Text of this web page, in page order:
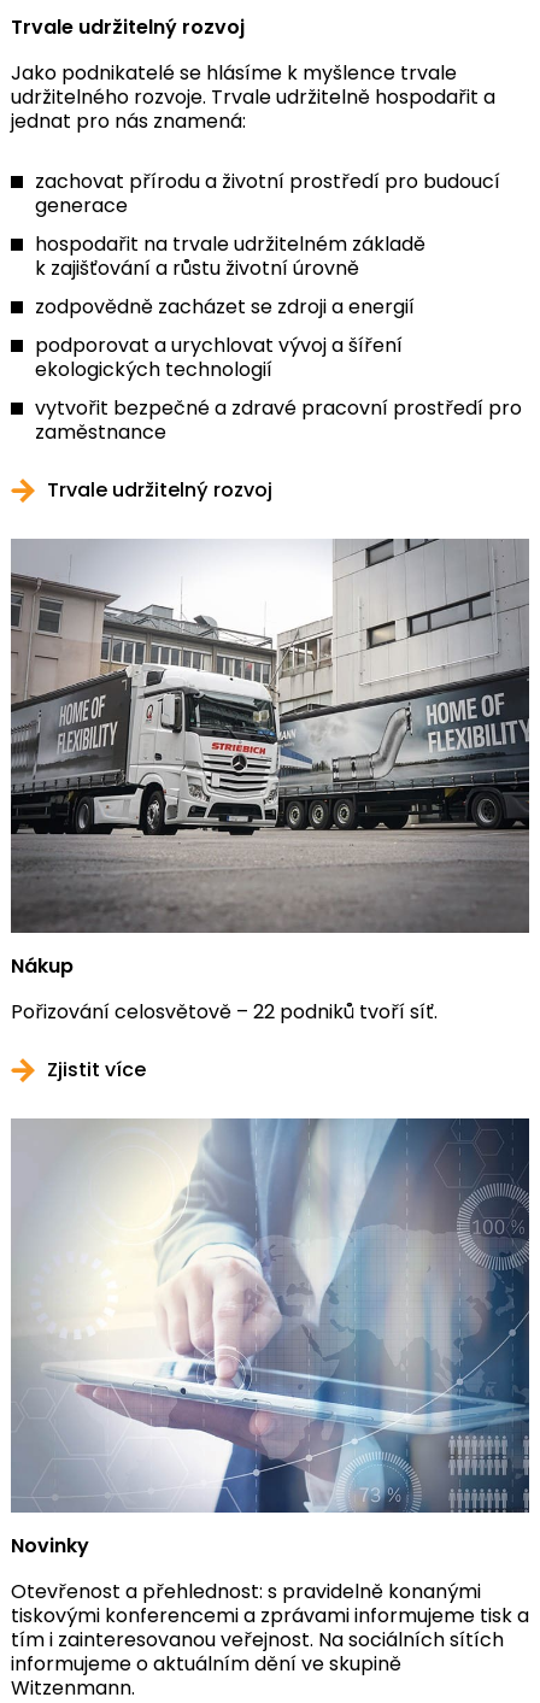
Trvale udržitelný rozvoj
Jako podnikatelé se hlásíme k myšlence trvale
udržitelného rozvoje. Trvale udržitelně hospodařit a
jednat pro nás znamená:
zachovat přírodu a životní prostředí pro budoucí
generace
hospodařit na trvale udržitelném základě
k zajišťování a růstu životní úrovně
zodpovědně zacházet se zdroji a energií
podporovat a urychlovat vývoj a šíření
ekologických technologií
vytvořit bezpečné a zdravé pracovní prostředí pro
zaměstnance
Trvale udržitelný rozvoj
Nákup
Pořizování celosvětově – 22 podniků tvoří síť.
Zjistit více
Novinky
Otevřenost a přehlednost: s pravidelně konanými
tiskovými konferencemi a zprávami informujeme tisk a
tím i zainteresovanou veřejnost. Na sociálních sítích
informujeme o aktuálním dění ve skupině
Witzenmann.